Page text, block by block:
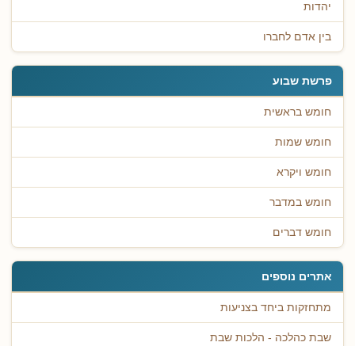
יהדות
בין אדם לחברו
פרשת שבוע
חומש בראשית
חומש שמות
חומש ויקרא
חומש במדבר
חומש דברים
אתרים נוספים
מתחזקות ביחד בצניעות
שבת כהלכה - הלכות שבת